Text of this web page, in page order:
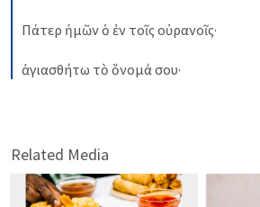
Πάτερ ἡμῶν ὁ ἐν τοῖς οὐρανοῖς·
ἁγιασθήτω τὸ ὄνομά σου·
Related Media